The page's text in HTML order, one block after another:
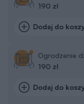
190 zł
Dodaj do
Ogrodzenie
190 zł
Dodaj do